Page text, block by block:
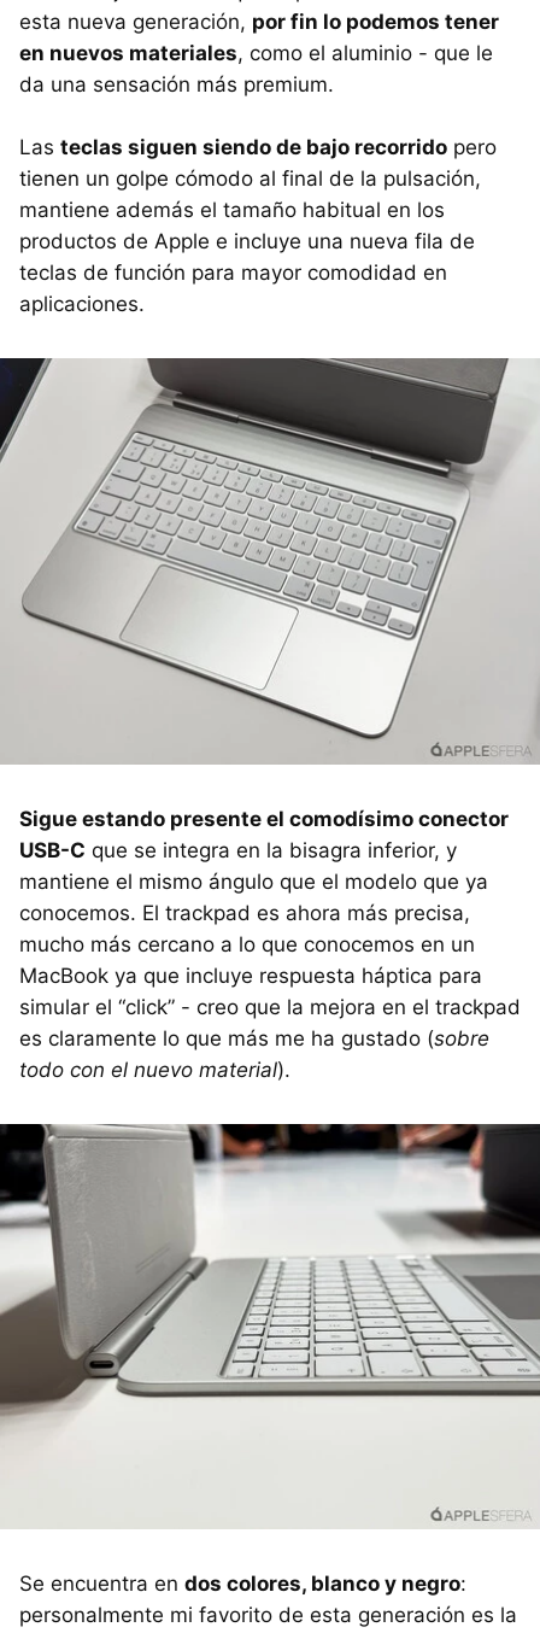
esta nueva generación, por fin lo podemos tener
en nuevos materiales, como el aluminio - que le
da una sensación más premium.
Las teclas siguen siendo de bajo recorrido pero
tienen un golpe cómodo al final de la pulsación,
mantiene además el tamaño habitual en los
productos de Apple e incluye una nueva fila de
teclas de función para mayor comodidad en
aplicaciones.
Sigue estando presente el comodísimo conector
USB-C que se integra en la bisagra inferior, y
mantiene el mismo ángulo que el modelo que ya
conocemos. El trackpad es ahora más precisa,
mucho más cercano a lo que conocemos en un
MacBook ya que incluye respuesta háptica para
simular el “click” - creo que la mejora en el trackpad
es claramente lo que más me ha gustado (sobre
todo con el nuevo material).
Se encuentra en dos colores, blanco y negro:
personalmente mi favorito de esta generación es la